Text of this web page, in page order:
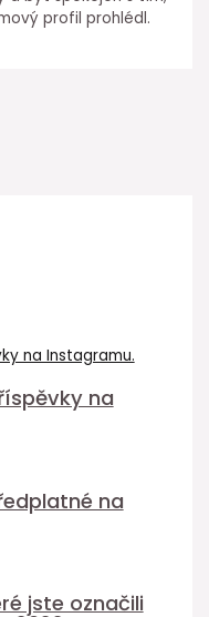
profil prohlédl.
na
na
jste označili